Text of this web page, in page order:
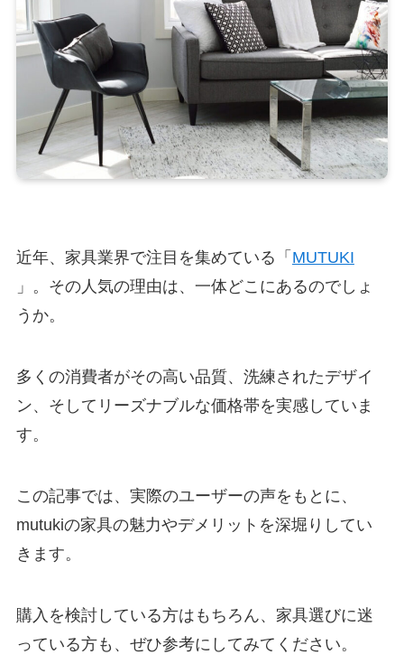
近年、家具業界で注目を集めている「 MUTUKI
」。その人気の理由は、一体どこにあるのでしょ
うか。
多くの消費者がその高い品質、洗練されたデザイ
ン、そしてリーズナブルな価格帯を実感していま
す。
この記事では、実際のユーザーの声をもとに、
mutukiの家具の魅力やデメリットを深堀りしてい
きます。
購入を検討している方はもちろん、家具選びに迷
っている方も、ぜひ参考にしてみてください。